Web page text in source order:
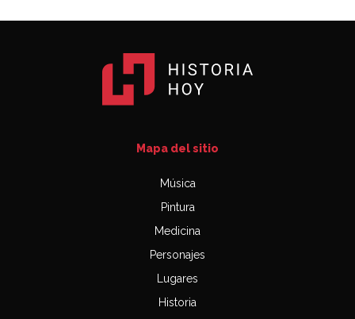
Mapa del sitio
Música
Pintura
Medicina
Personajes
Lugares
Historia